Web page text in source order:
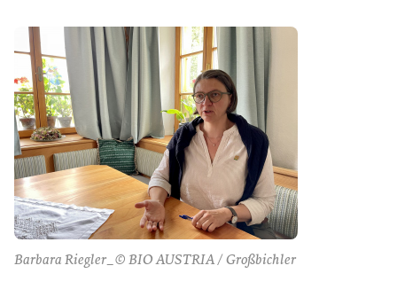
Barbara Riegler_© BIO AUSTRIA / Großbichler